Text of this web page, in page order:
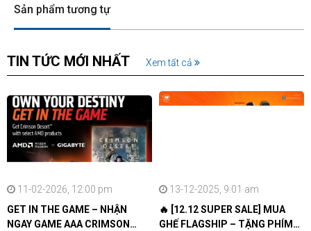
Sản phẩm tương tự
TIN TỨC MỚI NHẤT Xem tất cả
11-02-2026, 12:00 pm
GET IN THE GAME – NHẬN
NGAY GAME AAA CRIMSON
13-12-2025, 9:01 am
🔥 [12.12 SUPER SALE] MUA
GHẾ FLAGSHIP – TẶNG PHÍM